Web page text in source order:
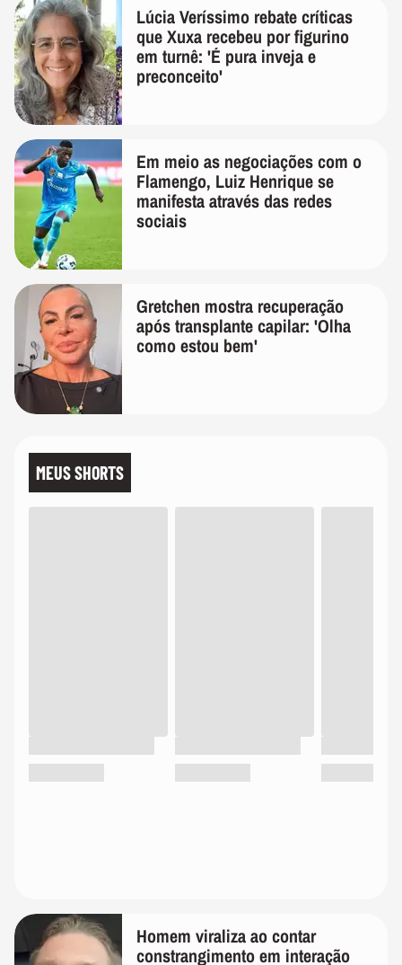
Lúcia Veríssimo rebate críticas
que Xuxa recebeu por figurino
em turnê: 'É pura inveja e
preconceito'
Em meio as negociações com o
Flamengo, Luiz Henrique se
manifesta através das redes
sociais
Gretchen mostra recuperação
após transplante capilar: 'Olha
como estou bem'
MEUS SHORTS
Homem viraliza ao contar
constrangimento em interação